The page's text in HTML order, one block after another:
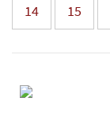
14 15